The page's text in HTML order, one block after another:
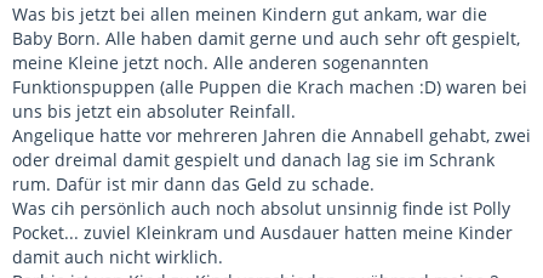
Was bis jetzt bei allen meinen Kindern gut ankam, war die
Baby Born. Alle haben damit gerne und auch sehr oft gespielt,
meine Kleine jetzt noch. Alle anderen sogenannten
Funktionspuppen (alle Puppen die Krach machen :D) waren bei
uns bis jetzt ein absoluter Reinfall.
Angelique hatte vor mehreren Jahren die Annabell gehabt, zwei
oder dreimal damit gespielt und danach lag sie im Schrank
rum. Dafür ist mir dann das Geld zu schade.
Was cih persönlich auch noch absolut unsinnig finde ist Polly
Pocket... zuviel Kleinkram und Ausdauer hatten meine Kinder
damit auch nicht wirklich.